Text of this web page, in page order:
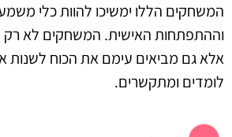
המשחקים הללו ימשיכו להוות כלי
וההתפתחות האישית. המשחקים לא רק
אלא גם מביאים עימם את הכוח
לומדים ומתקשרים.